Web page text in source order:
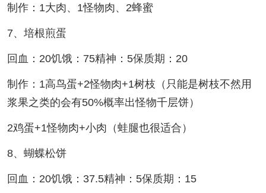
制作：1大肉、1怪物肉、2蜂蜜
7、培根煎蛋
回血：20饥饿：75精神：5保质期：20
制作：1高鸟蛋+2怪物肉+1树枝（只能是树枝不然用
浆果之类的会有50%概率出怪物千层饼）
2鸡蛋+1怪物肉+小肉（蛙腿也很适合）
8、蝴蝶松饼
回血：20饥饿：37.5精神：5保质期：15